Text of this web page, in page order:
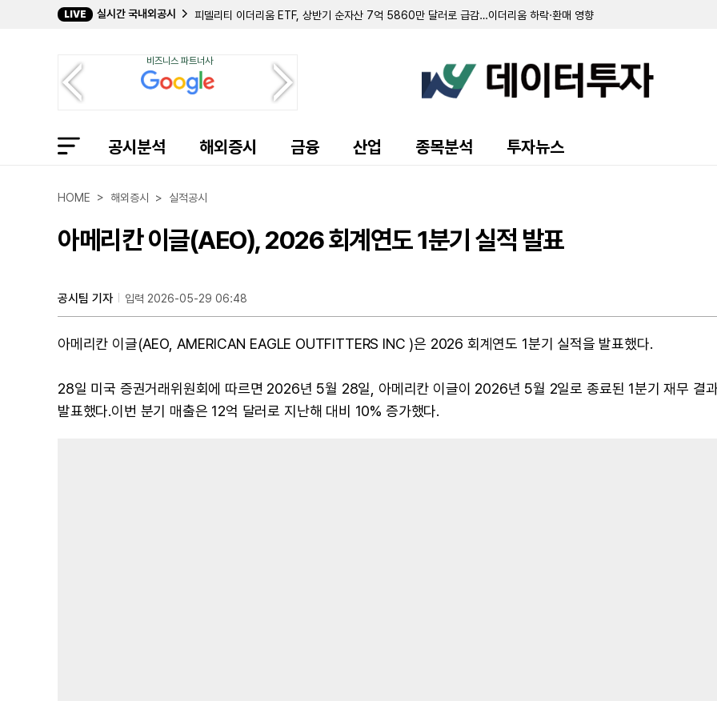
LIVE 실시간 국내외공시
피델리티 이더리움 ETF, 상반기 순자산 7억 5860만 달러로 급감…이더리움 하락·환매 영향
테혼 랜치, 2분기 흑자 달성 및 신규 합작법인 토지 출자 완료
에퀴터블 홀딩스, 코어브릿지 합병 승인 완료…연내 마무리 속도
ACNB 코퍼레이션, 2분기 순이익 1521만 달러…전년比 30.6% 증가
애비엔트, 미 IRS와 2380만 달러 세금 분쟁…통화 스왑 만기 연장
블랙 힐스, 콜로라도 일렉트릭 200MW 태양광 PPA 체결…각 주별 요금 인상 심사도 순항
비즈니스 파트너사
공시분석 해외증시 금융 산업 종목분석 투자뉴스
HOME > 해외증시 > 실적공시
아메리칸 이글(AEO), 2026 회계연도 1분기 실적 발표
공시팀 기자 입력 2026-05-29 06:48
아메리칸 이글(AEO, AMERICAN EAGLE OUTFITTERS INC )은 2026 회계연도 1분기 실적을 발표했다.
28일 미국 증권거래위원회에 따르면 2026년 5월 28일, 아메리칸 이글이 2026년 5월 2일로 종료된 1분기 재무 결
발표했다.이번 분기 매출은 12억 달러로 지난해 대비 10% 증가했다.